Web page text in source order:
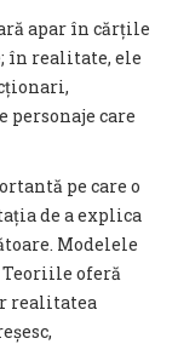
apar în cărțile
în realitate, ele
care
pe care o
de a explica
Modelele
oferă
realitatea